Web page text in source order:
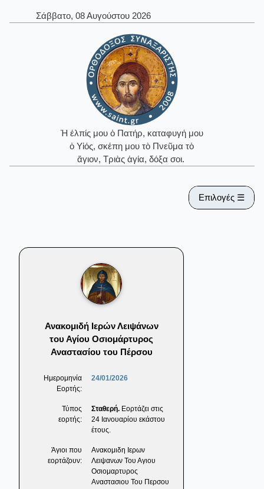
Σάββατο, 08 Αυγούστου 2026
Ἡ ἐλπίς μου ὁ Πατήρ, καταφυγή μου
ὁ Υἱός, σκέπη μου τὸ Πνεῦμα τὸ
ἅγιον, Τριὰς ἁγία, δόξα σοι.
Επιλογές ☰
Ανακομιδή Ιερών Λειψάνων
του Αγίου Οσιομάρτυρος
Αναστασίου του Πέρσου
Ημερομηνία
Εορτής:
24/01/2026
Τύπος
εορτής:
Σταθερή. Εορτάζει στις
24 Ιανουαρίου εκάστου
έτους.
Άγιοι που
εορτάζουν:
Ανακομιδη Ιερων
Λειψανων Του Αγιου
Οσιομαρτυρος
Αναστασιου Του Περσου